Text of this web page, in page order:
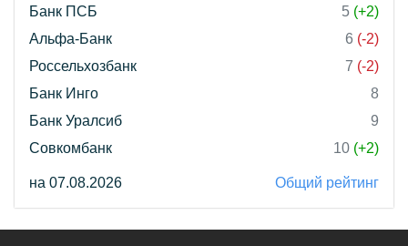
Банк ПСБ
5 (+2)
Альфа-Банк
6 (-2)
Россельхозбанк
7 (-2)
Банк Инго
8
Банк Уралсиб
9
Совкомбанк
10 (+2)
на 07.08.2026 Общий рейтинг